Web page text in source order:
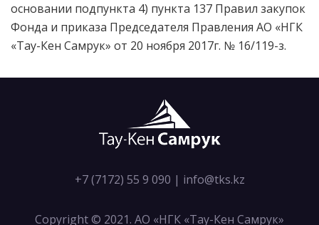
основании подпункта 4) пункта 137 Правил закупок
Фонда и приказа Председателя Правления АО «НГК
«Тау-Кен Самрук» от 20 ноября 2017г. № 16/119-з.
+7 (7172) 55 9 090 | info@tks.kz
Copyright © 2021. АО «НГК «Тау-Кен Самрук»